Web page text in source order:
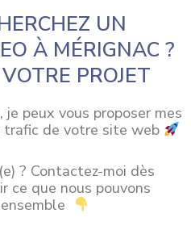
UN
À MÉRIGNAC ?
PROJET
peux vous proposer mes
trafic de votre site web
? Contactez-moi dès
ce que nous pouvons